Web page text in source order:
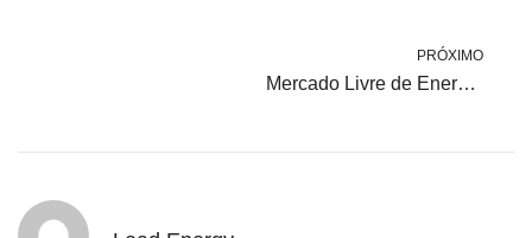
PRÓXIMO
Mercado Livre de Energia para leigos!